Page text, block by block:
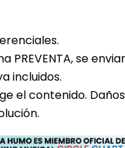
PREVENTA, se
incluidos.
el contenido.